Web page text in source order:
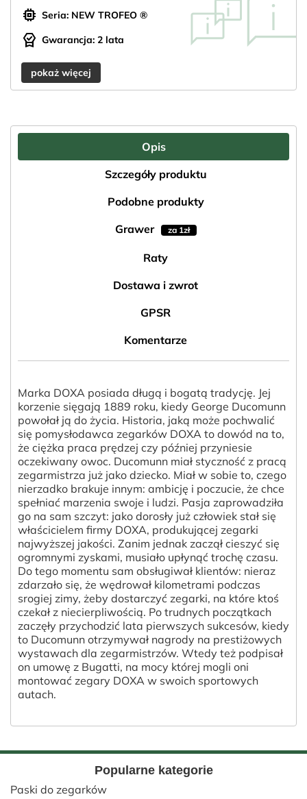
memory Seria: NEW TROFEO ®
editor_choice Gwarancja: 2 lata
pokaż więcej
Opis
Szczegóły produktu
Podobne produkty
Grawer
za 1zł
Raty
Dostawa i zwrot
GPSR
Komentarze
Marka DOXA posiada długą i bogatą tradycję. Jej
korzenie sięgają 1889 roku, kiedy George Ducomunn
powołał ją do życia. Historia, jaką może pochwalić
się pomysłodawca zegarków DOXA to dowód na to,
że ciężka praca prędzej czy później przyniesie
oczekiwany owoc. Ducomunn miał styczność z pracą
zegarmistrza już jako dziecko. Miał w sobie to, czego
nierzadko brakuje innym: ambicję i poczucie, że chce
spełniać marzenia swoje i ludzi. Pasja zaprowadziła
go na sam szczyt: jako dorosły już człowiek stał się
właścicielem firmy DOXA, produkującej zegarki
najwyższej jakości. Zanim jednak zaczął cieszyć się
ogromnymi zyskami, musiało upłynąć trochę czasu.
Do tego momentu sam obsługiwał klientów: nieraz
zdarzało się, że wędrował kilometrami podczas
srogiej zimy, żeby dostarczyć zegarki, na które ktoś
czekał z niecierpliwością. Po trudnych początkach
zaczęły przychodzić lata pierwszych sukcesów, kiedy
to Ducomunn otrzymywał nagrody na prestiżowych
wystawach dla zegarmistrzów. Wtedy też podpisał
on umowę z Bugatti, na mocy której mogli oni
montować zegary DOXA w swoich sportowych
autach.
Popularne kategorie
Paski do zegarków